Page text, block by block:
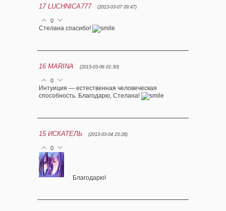
17 LUCHNICA777 (2013-03-07 09:47)
0
Стелана спасибо!
16 MARINA (2013-03-06 01:30)
0
Интуиция — естественная человеческая
способность. Благодарю, Стелана!
15 ИСКАТЕЛЬ (2013-03-04 23:28)
0
Благодарю!